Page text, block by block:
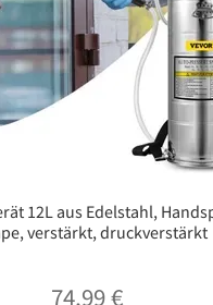
12L aus Edelstahl,
verstärkt, druckverstärkt
74,99€